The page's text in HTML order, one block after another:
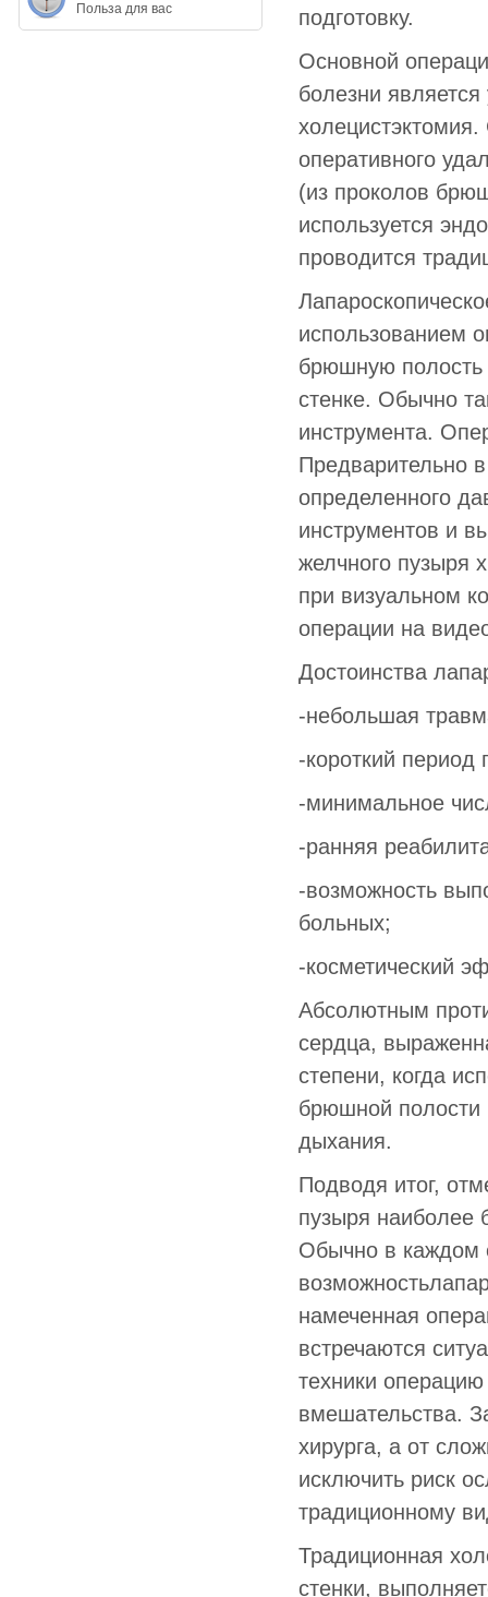
подготовку.
Основной
болезни
оперативного
(из проколов
используется
проводится
использованием
брюшную полость
стенке. Обычно
инструмента.
Предварительно
определенного
инструментов и
желчного пузыря
при визуальном
операции на
Достоинства
-небольшая
-короткий период
-минимальное
-ранняя
-возможность
больных;
-косметический
Абсолютным
сердца,
степени, когда
брюшной полости
дыхания.
Подводя итог,
пузыря наиболее
Обычно в каждом
намеченная
встречаются
техники
вмешательства.
хирурга, а от
исключить риск
традиционному
Традиционная
стенки,
Польза для вас